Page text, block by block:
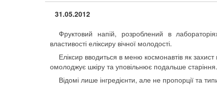
31.05.2012
Фруктовий напій, розроблений в
властивості еліксиру вічної молодості.
Еліксир вводиться в меню космонавтів як
омолоджує шкіру та уповільнює подальше старіння.
Відомі лише інгредієнти, але не пропорції та